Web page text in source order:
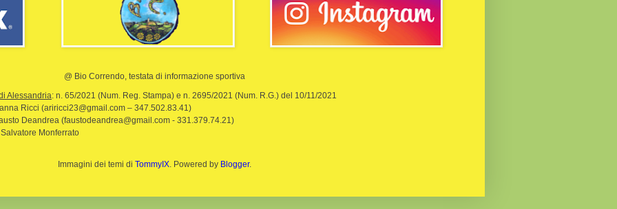
@ Bio Correndo, testata di informazione sportiva
Alessandria: n. 65/2021 (Num. Reg. Stampa) e n. 2695/2021 (Num. R.G.) del 10/11/2021
Ricci (ariricci23@gmail.com – 347.502.83.41)
Deandrea (faustodeandrea@gmail.com - 331.379.74.21)
Monferrato
Immagini dei temi di TommyIX. Powered by Blogger.